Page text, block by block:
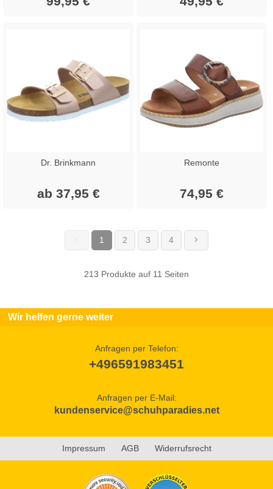
Dr. Brinkmann
ab 37,95 €
Remonte
74,95 €
1 (current)
2 3 4
213 Produkte auf 11 Seiten
Wir helfen gerne weiter
Anfragen per Telefon:
+496591983451
Anfragen per E-Mail:
kundenservice@schuhparadies.net
Impressum AGB Widerrufsrecht